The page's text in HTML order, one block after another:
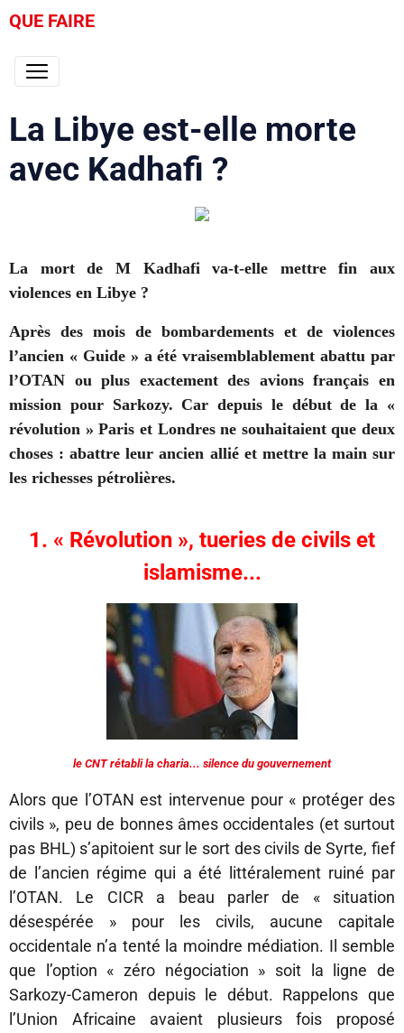
QUE FAIRE
La Libye est-elle morte
avec Kadhafi ?
La mort de M Kadhafi va-t-elle mettre fin aux
violences en Libye ?
Après des mois de bombardements et de violences
l’ancien « Guide » a été vraisemblablement abattu par
l’OTAN ou plus exactement des avions français en
mission pour Sarkozy. Car depuis le début de la «
révolution » Paris et Londres ne souhaitaient que deux
choses : abattre leur ancien allié et mettre la main sur
les richesses pétrolières.
1. « Révolution », tueries de civils et
islamisme...
le CNT rétabli la charia... silence du gouvernement
Alors que l’OTAN est intervenue pour « protéger des
civils », peu de bonnes âmes occidentales (et surtout
pas BHL) s’apitoient sur le sort des civils de Syrte, fief
de l’ancien régime qui a été littéralement ruiné par
l’OTAN. Le CICR a beau parler de « situation
désespérée » pour les civils, aucune capitale
occidentale n’a tenté la moindre médiation. Il semble
que l’option « zéro négociation » soit la ligne de
Sarkozy-Cameron depuis le début. Rappelons que
l’Union Africaine avaient plusieurs fois proposé